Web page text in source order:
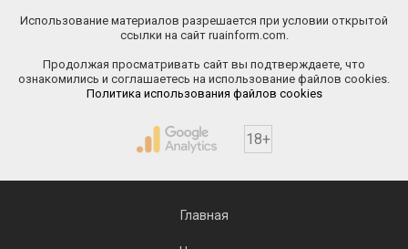
Использование материалов разрешается при условии открытой
ссылки на сайт ruainform.com.
Продолжая просматривать сайт вы подтверждаете, что
ознакомились и соглашаетесь на использование файлов cookies.
Политика использования файлов cookies
18+
Главная